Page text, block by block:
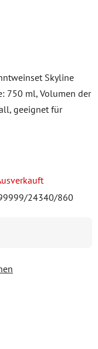
Skyline
750 ml, Volumen der
geeignet für
24340/860